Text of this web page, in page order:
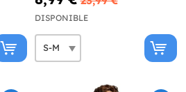
DISPONIBLE